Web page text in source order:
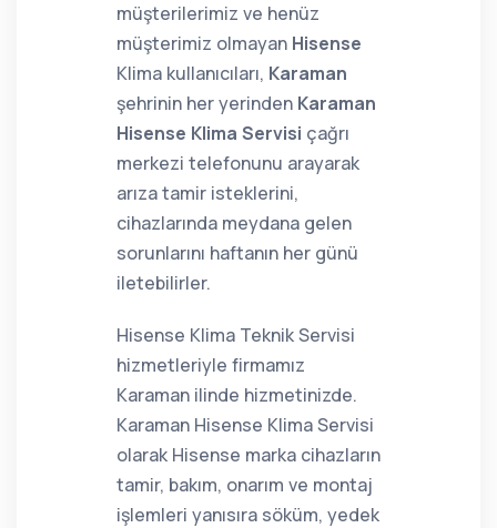
müşterilerimiz ve henüz
müşterimiz olmayan Hisense
Klima kullanıcıları, Karaman
şehrinin her yerinden Karaman
Hisense Klima Servisi çağrı
merkezi telefonunu arayarak
arıza tamir isteklerini,
cihazlarında meydana gelen
sorunlarını haftanın her günü
iletebilirler.
Hisense Klima Teknik Servisi
hizmetleriyle firmamız
Karaman ilinde hizmetinizde.
Karaman Hisense Klima Servisi
olarak Hisense marka cihazların
tamir, bakım, onarım ve montaj
işlemleri yanısıra söküm, yedek